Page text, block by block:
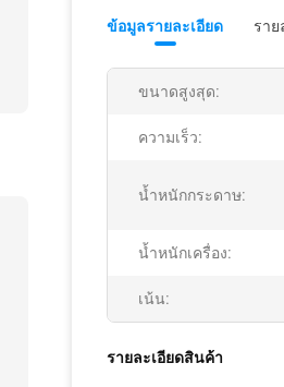
ข้อมูลรายละเอียด รา
ขนาดสูงสุด:
ความเร็ว:
น้ำหนักกระดาษ:
น้ำหนักเครื่อง:
เน้น:
รายละเอียดสินค้า